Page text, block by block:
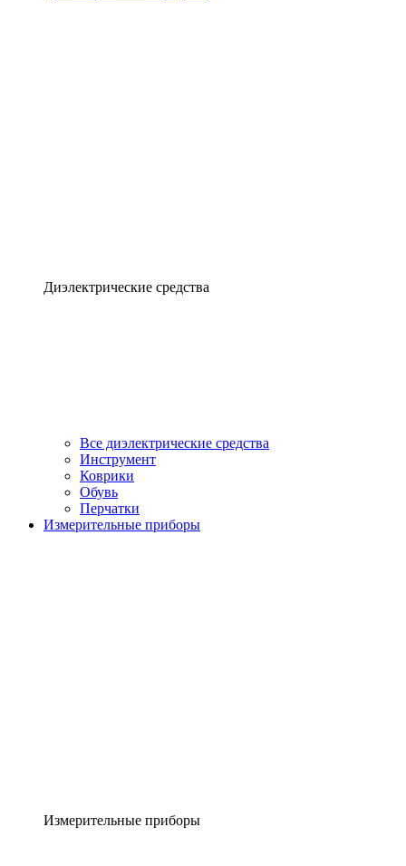
Диэлектрические средства
Все диэлектрические средства
Инструмент
Коврики
Обувь
Перчатки
Измерительные приборы
Измерительные приборы